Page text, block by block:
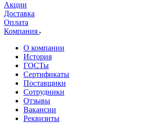
Акции
Доставка
Оплата
Компания
О компании
История
ГОСТы
Сертификаты
Поставщики
Сотрудники
Отзывы
Вакансии
Реквизиты